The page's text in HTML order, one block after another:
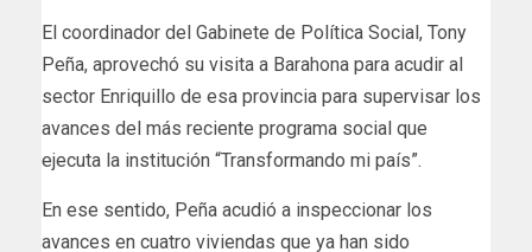
El coordinador del Gabinete de Política Social, Tony
Peña, aprovechó su visita a Barahona para acudir al
sector Enriquillo de esa provincia para supervisar los
avances del más reciente programa social que
ejecuta la institución “Transformando mi país”.
En ese sentido, Peña acudió a inspeccionar los
avances en cuatro viviendas que ya han sido